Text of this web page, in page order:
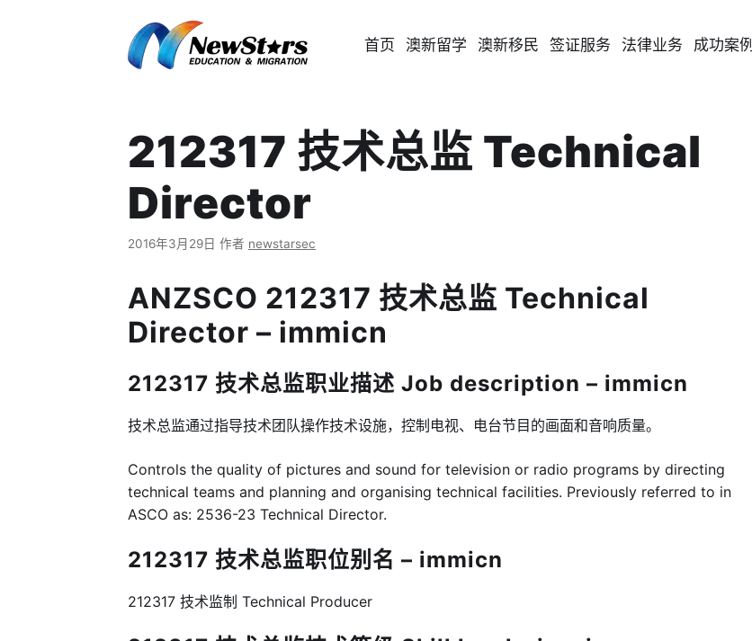
首页 澳新留学 澳新移民 签证服务 法律业务 成功案例
212317 技术总监 Technical
Director
2016年3月29日 作者 newstarsec
ANZSCO 212317 技术总监 Technical
Director – immicn
212317 技术总监职业描述 Job description – immicn
技术总监通过指导技术团队操作技术设施，控制电视、电台节目的画面和音响质量。
Controls the quality of pictures and sound for television or radio programs by directing
technical teams and planning and organising technical facilities. Previously referred to in
ASCO as: 2536-23 Technical Director.
212317 技术总监职位别名 – immicn
212317 技术监制 Technical Producer